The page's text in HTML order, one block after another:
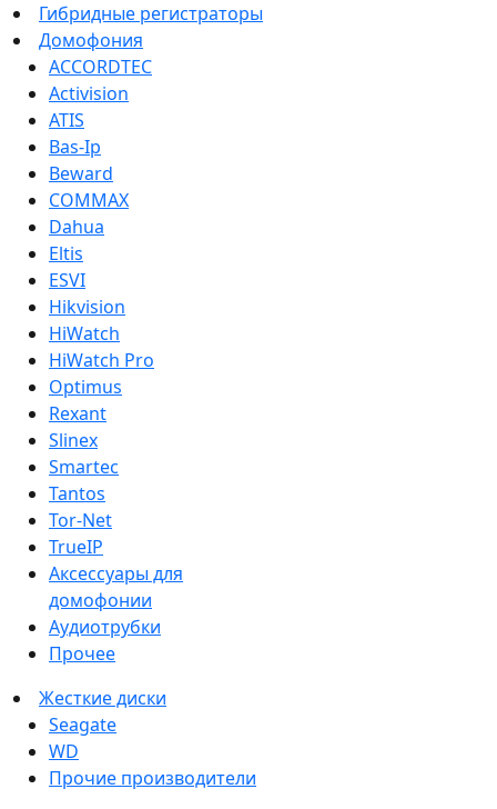
Гибридные регистраторы
Домофония
ACCORDTEC
Activision
ATIS
Bas-Ip
Beward
COMMAX
Dahua
Eltis
ESVI
Hikvision
HiWatch
HiWatch Pro
Optimus
Rexant
Slinex
Smartec
Tantos
Tor-Net
TrueIP
Аксессуары для
домофонии
Аудиотрубки
Прочее
Жесткие диски
Seagate
WD
Прочие производители